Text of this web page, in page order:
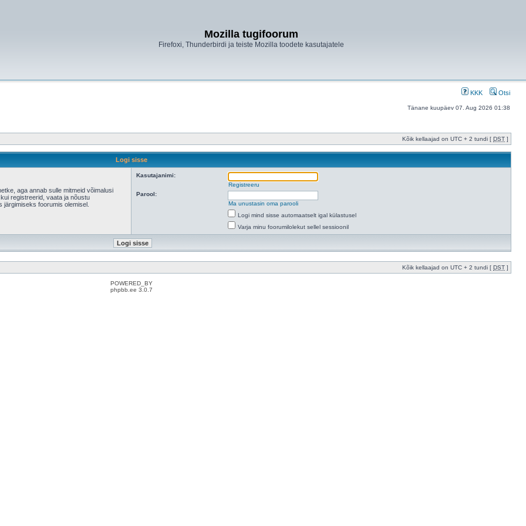
Mozilla tugifoorum
Firefoxi, Thunderbirdi ja teiste Mozilla toodete kasutajatele
KKK Otsi
Tänane kuupäev 07. Aug 2026 01:38
Kõik kellaajad on UTC + 2 tundi [ DST ]
Logi sisse
aga annab sulle mitmeid võimalusi
registreerid, vaata ja nõustu
järgimiseks foorumis olemisel.
Kasutajanimi:
Registreeru
Parool:
Ma unustasin oma parooli
Logi mind sisse automaatselt igal külastusel
Varja minu foorumilolekut sellel sessioonil
Kõik kellaajad on UTC + 2 tundi [ DST ]
POWERED_BY
phpbb.ee 3.0.7